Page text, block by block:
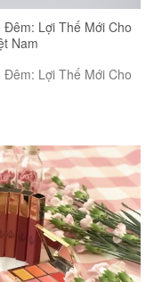
Đêm: Lợi Thế Mới Cho
Nam
Đêm: Lợi Thế Mới Cho